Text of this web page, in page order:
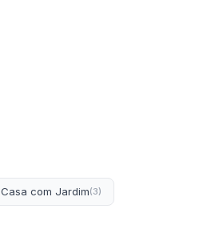
Casa com Jardim(3)